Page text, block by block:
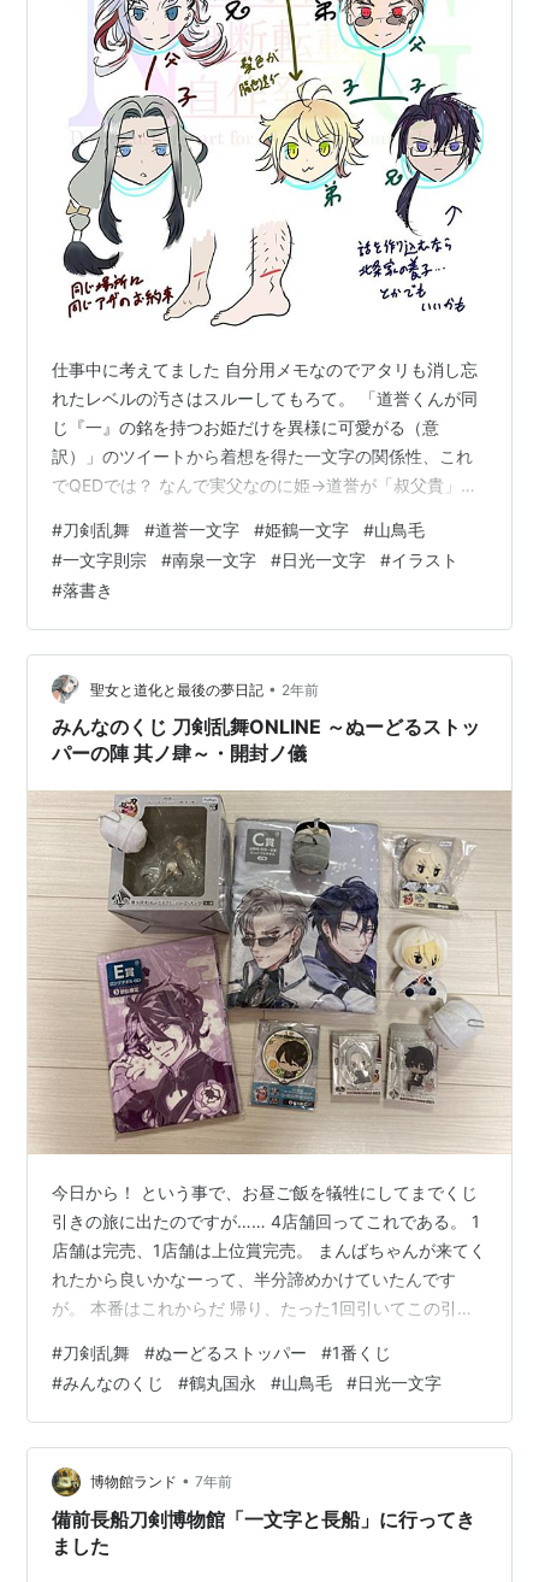
仕事中に考えてました 自分用メモなのでアタリも消し忘
れたレベルの汚さはスルーしてもろて。 「道誉くんが同
じ『一』の銘を持つお姫だけを異様に可愛がる（意
訳）」のツイートから着想を得た一文字の関係性、これ
でQEDでは？ なんで実父なのに姫→道誉が「叔父貴」呼
山鳥毛に託してドバイ……とは言わんけどどっかに行って
たとか、 現当主は山鳥毛なので本当の所がどうあれ山鳥
毛を「父（頭的な意味の）」、道誉くんを「その下」の
呼び方をしなきゃいけないとか、 なんかそーゆーびみょ
いしきたりによるものだと思います。 托卵されたことに
本当に気付いてないかも知れないし。 つ…
#刀剣乱舞 #道誉一文字 #姫鶴一文字 #山鳥毛
#一文字則宗 #南泉一文字 #日光一文字 #イラスト
#落書き
聖女と道化と最後の夢日記 • 2年前
みんなのくじ 刀剣乱舞ONLINE ～ぬーどるストッ
パーの陣 其ノ肆～・開封ノ儀
今日から！ という事で、お昼ご飯を犠牲にしてまでくじ
引きの旅に出たのですが…… 4店舗回ってこれである。 1
店舗は完売、1店舗は上位賞完売。 まんばちゃんが来てく
れたから良いかなーって、半分諦めかけていたんです
が。 本番はこれからだ 帰り、たった1回引いてこの引き
ば、コンフィデンスマンJPの英雄編のラストのマルセル
真梨邑の本物と偽物が鉢合わせした時の、本物の方のあ
の笑い方そっくりって自分でも思いました。 多分後ろに
並んでたお姉さんも審神者だと思うんだけど、目ぇひん
剥いてましたよね。 目の前で掻っ攫ってってすまんの！
その後5回引いて、最終結果…
#刀剣乱舞 #ぬーどるストッパー #1番くじ
#みんなのくじ #鶴丸国永 #山鳥毛 #日光一文字
博物館ランド • 7年前
備前長船刀剣博物館「一文字と長船」に行ってき
ました